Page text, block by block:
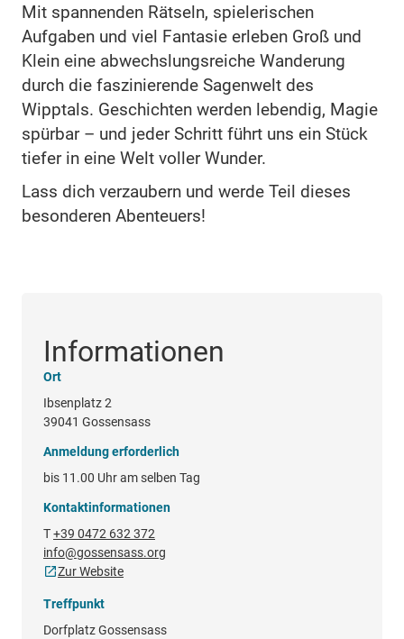
Mit spannenden Rätseln, spielerischen
Aufgaben und viel Fantasie erleben Groß und
Klein eine abwechslungsreiche Wanderung
durch die faszinierende Sagenwelt des
Wipptals. Geschichten werden lebendig, Magie
spürbar – und jeder Schritt führt uns ein Stück
tiefer in eine Welt voller Wunder.
Lass dich verzaubern und werde Teil dieses
besonderen Abenteuers!
Informationen
Ort
Ibsenplatz 2
39041 Gossensass
Anmeldung erforderlich
bis 11.00 Uhr am selben Tag
Kontaktinformationen
T+39 0472 632 372
info@gossensass.org
Zur Website
Treffpunkt
Dorfplatz Gossensass